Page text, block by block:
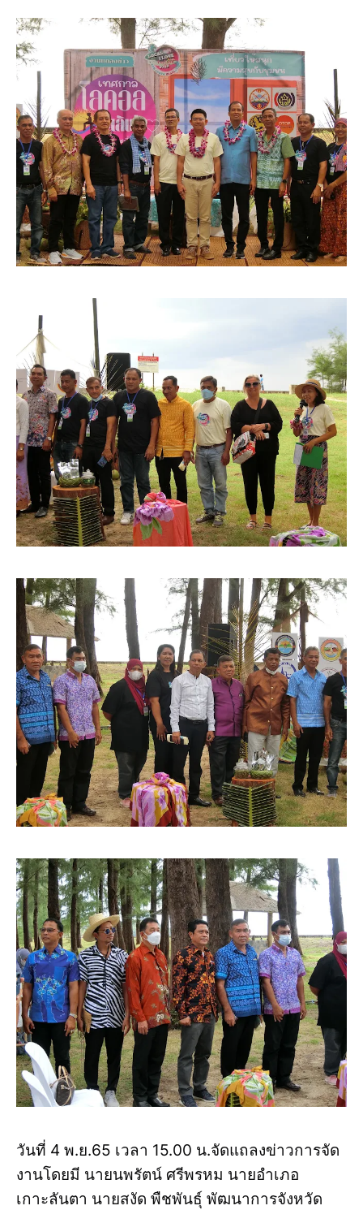
วันที่ 4 พ.ย.65 เวลา 15.00 น.จัดแถลงข่าวการจัด
งานโดยมี นายนพรัตน์ ศรีพรหม นายอำเภอ
เกาะลันตา นายสงัด พืชพันธุ์ พัฒนาการจังหวัด